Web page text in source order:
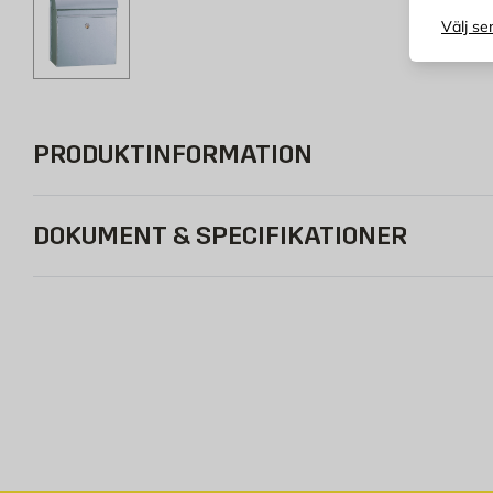
Välj
PRODUKTINFORMATION
DOKUMENT & SPECIFIKATIONER